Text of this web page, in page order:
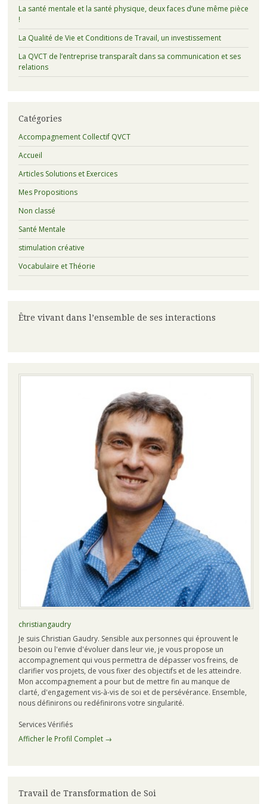
La santé mentale et la santé physique, deux faces d’une même pièce
!
La Qualité de Vie et Conditions de Travail, un investissement
La QVCT de l’entreprise transparaît dans sa communication et ses
relations
Catégories
Accompagnement Collectif QVCT
Accueil
Articles Solutions et Exercices
Mes Propositions
Non classé
Santé Mentale
stimulation créative
Vocabulaire et Théorie
Être vivant dans l’ensemble de ses interactions
christiangaudry
Je suis Christian Gaudry. Sensible aux personnes qui éprouvent le
besoin ou l'envie d'évoluer dans leur vie, je vous propose un
accompagnement qui vous permettra de dépasser vos freins, de
clarifier vos projets, de vous fixer des objectifs et de les atteindre.
Mon accompagnement a pour but de mettre fin au manque de
clarté, d'engagement vis-à-vis de soi et de persévérance. Ensemble,
nous définirons ou redéfinirons votre singularité.
Services Vérifiés
Afficher le Profil Complet →
Travail de Transformation de Soi